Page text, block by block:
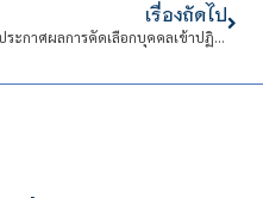
เรื่องถัดไป
ประกาศผลการคัดเลือกบุคคลเข้าปฏิบัติงานในสถาบันเทคโนโลยีจิตรลดาสังกัด งานวิจัยและวิรัชกิจ